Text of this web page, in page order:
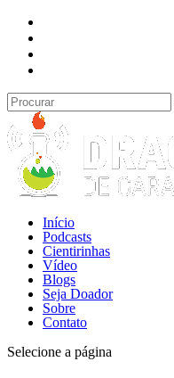
Início
Podcasts
Cientirinhas
Vídeo
Blogs
Seja Doador
Sobre
Contato
Selecione a página